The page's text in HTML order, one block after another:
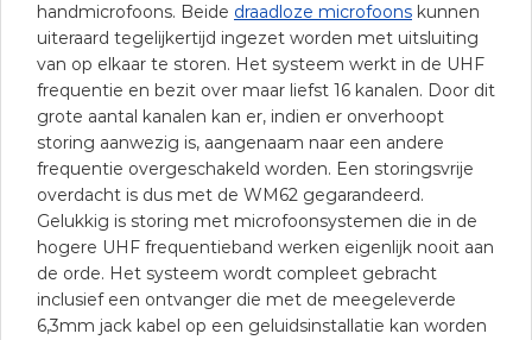
handmicrofoons. Beide draadloze microfoons kunnen
uiteraard tegelijkertijd ingezet worden met uitsluiting
van op elkaar te storen. Het systeem werkt in de UHF
frequentie en bezit over maar liefst 16 kanalen. Door dit
grote aantal kanalen kan er, indien er onverhoopt
storing aanwezig is, aangenaam naar een andere
frequentie overgeschakeld worden. Een storingsvrije
overdacht is dus met de WM62 gegarandeerd.
Gelukkig is storing met microfoonsystemen die in de
hogere UHF frequentieband werken eigenlijk nooit aan
de orde. Het systeem wordt compleet gebracht
inclusief een ontvanger die met de meegeleverde
6,3mm jack kabel op een geluidsinstallatie kan worden